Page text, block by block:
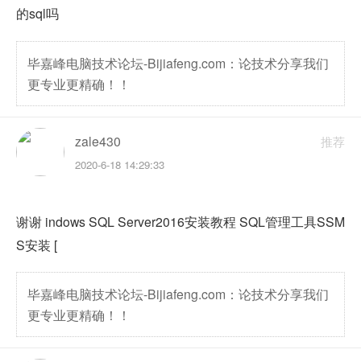
的sql吗
毕嘉峰电脑技术论坛-Bijiafeng.com：论技术分享我们
更专业更精确！！
推荐
zale430
2020-6-18 14:29:33
谢谢 indows SQL Server2016安装教程 SQL管理工具SSM
S安装 [
毕嘉峰电脑技术论坛-Bijiafeng.com：论技术分享我们
更专业更精确！！